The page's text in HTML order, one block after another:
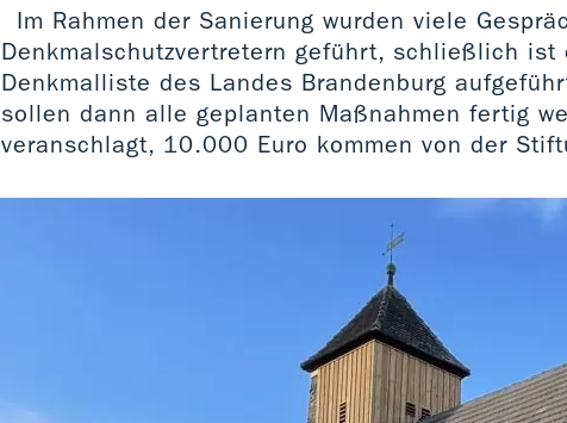
Im Rahmen der Sanierung wurden viele
Denkmalschutzvertretern geführt, schließlich
Denkmalliste des Landes Brandenburg
sollen dann alle geplanten Maßnahmen fertig
veranschlagt, 10.000 Euro kommen von der